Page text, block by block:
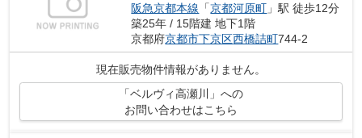
阪急京都本線 「京都河原町 」駅 徒歩12分
築25年 / 15階建 地下1階
京都府京都市下京区西橋詰町744-2
現在販売物件情報がありません。
「ベルヴィ高瀬川」への
お問い合わせはこちら